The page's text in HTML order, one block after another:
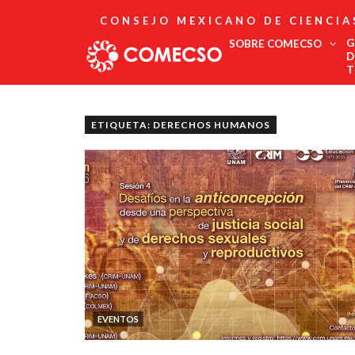
CONSEJO MEXICANO DE
SOBRE COMECSO
Asociados
Estatutos
Fundadores
Publicaciones
Comité Editorial
Boletín
ETIQUETA: DERECHOS HUMANOS
EVENTOS